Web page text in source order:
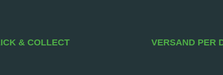
& COLLECT VERSAND PER